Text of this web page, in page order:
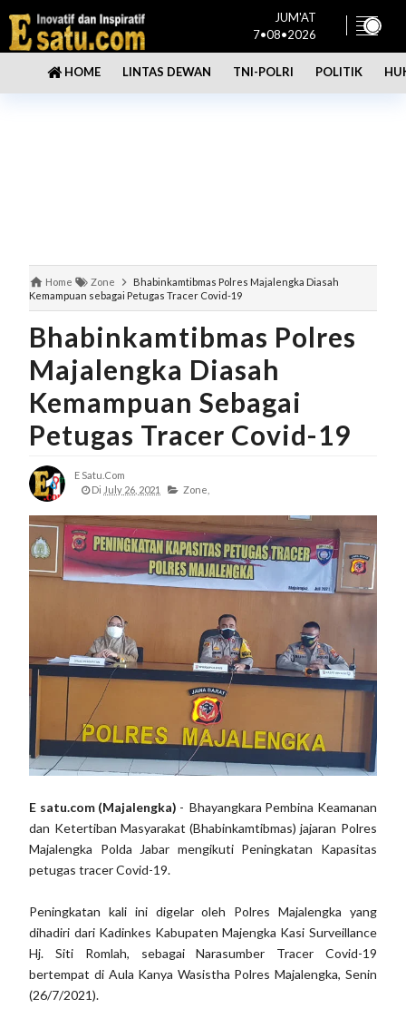
JUM'AT
7•08•2026
HOME LINTAS DEWAN TNI-POLRI POLITIK
Home Zone
Bhabinkamtibmas Polres Majalengka Diasah
Kemampuan sebagai Petugas Tracer Covid-19
Bhabinkamtibmas Polres
Majalengka Diasah
Kemampuan Sebagai
Petugas Tracer Covid-19
E Satu.com
Di July 26, 2021 Zone,
E satu.com (Majalengka) - Bhayangkara Pembina Keamanan
dan Ketertiban Masyarakat (Bhabinkamtibmas) jajaran Polres
Majalengka Polda Jabar mengikuti Peningkatan Kapasitas
petugas tracer Covid-19.
Peningkatan kali ini digelar oleh Polres Majalengka yang
dihadiri dari Kadinkes Kabupaten Majengka Kasi Surveillance
Hj. Siti Romlah, sebagai Narasumber Tracer Covid-19
bertempat di Aula Kanya Wasistha Polres Majalengka, Senin
(26/7/2021).